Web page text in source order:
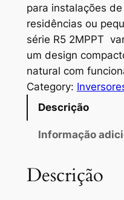
para instalações
residências ou
série R5 2MPPT
um design
natural com
Category:
Descrição
Informação
Descrição